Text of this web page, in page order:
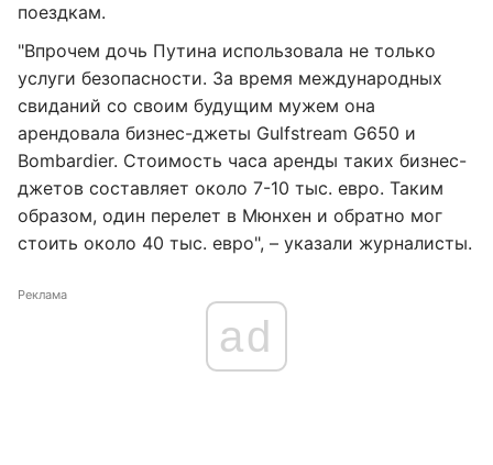
поездкам.
"Впрочем дочь Путина использовала не только
услуги безопасности. За время международных
свиданий со своим будущим мужем она
арендовала бизнес-джеты Gulfstream G650 и
Bombardier. Стоимость часа аренды таких бизнес-
джетов составляет около 7-10 тыс. евро. Таким
образом, один перелет в Мюнхен и обратно мог
стоить около 40 тыс. евро", – указали журналисты.
Реклама
ad